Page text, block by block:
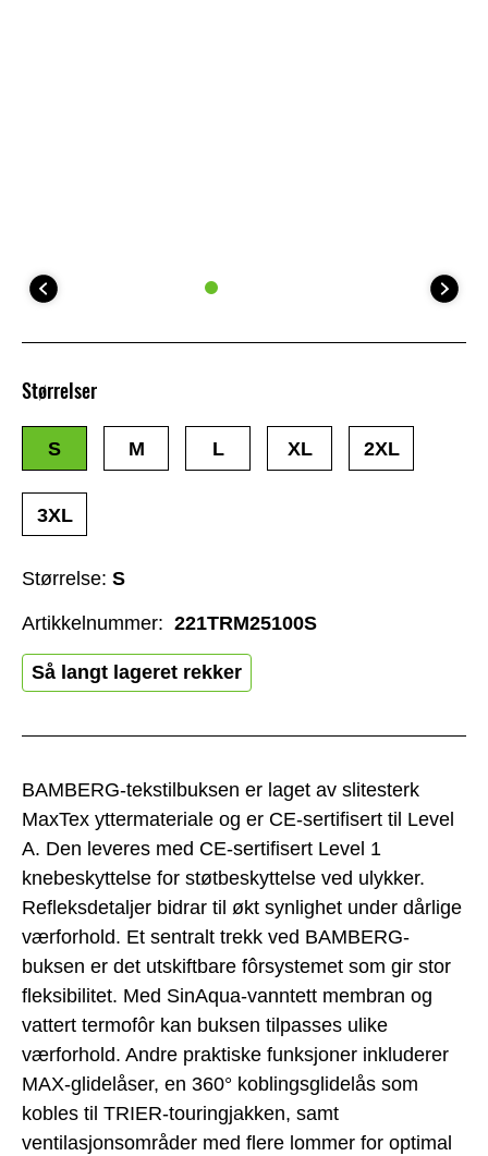
BAMBERG-tekstilbuksen er laget av slitesterk
MaxTex yttermateriale og er CE-sertifisert til Level
A. Den leveres med CE-sertifisert Level 1
knebeskyttelse for støtbeskyttelse ved ulykker.
Refleksdetaljer bidrar til økt synlighet under dårlige
værforhold. Et sentralt trekk ved BAMBERG-
buksen er det utskiftbare fôrsystemet som gir stor
fleksibilitet. Med SinAqua-vanntett membran og
vattert termofôr kan buksen tilpasses ulike
værforhold. Andre praktiske funksjoner inkluderer
MAX-glidelåser, en 360° koblingsglidelås som
kobles til TRIER-touringjakken, samt
ventilasjonsområder med flere lommer for optimal
Størrelse: S
Så langt lageret rekker
Størrelser
S M L XL 2XL
3XL
Artikkelnummer: 221TRM25100S